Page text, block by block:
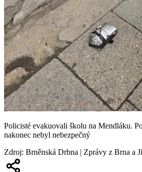
Policisté evakuovali školu na Mendláku.
nakonec nebyl nebezpečný
Zdroj: Brněnská Drbna | Zprávy z Brna a